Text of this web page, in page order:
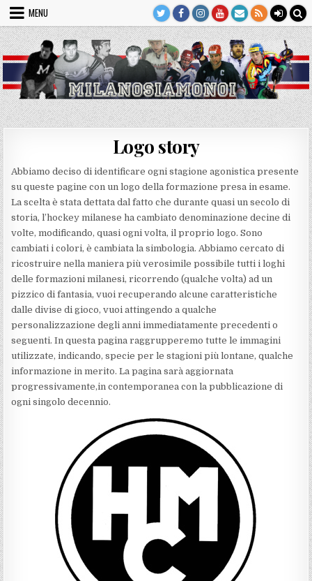
Skip
content
MENU
Logo story
Abbiamo deciso di identificare ogni stagione agonistica presente
su queste pagine con un logo della formazione presa in esame.
La scelta è stata dettata dal fatto che durante quasi un secolo di
storia, l’hockey milanese ha cambiato denominazione decine di
volte, modificando, quasi ogni volta, il proprio logo. Sono
cambiati i colori, è cambiata la simbologia. Abbiamo cercato di
ricostruire nella maniera più verosimile possibile tutti i loghi
delle formazioni milanesi, ricorrendo (qualche volta) ad un
pizzico di fantasia, vuoi recuperando alcune caratteristiche
dalle divise di gioco, vuoi attingendo a qualche
personalizzazione degli anni immediatamente precedenti o
seguenti. In questa pagina raggrupperemo tutte le immagini
utilizzate, indicando, specie per le stagioni più lontane, qualche
informazione in merito. La pagina sarà aggiornata
progressivamente,in contemporanea con la pubblicazione di
ogni singolo decennio.